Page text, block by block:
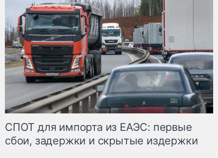
СПОТ для импорта из ЕАЭС: первые
сбои, задержки и скрытые издержки